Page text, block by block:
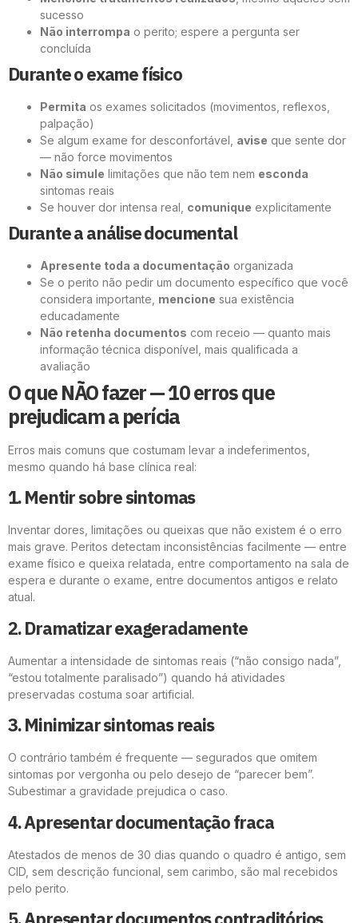
sucesso
Não interrompa o perito; espere a pergunta ser
concluída
Durante o exame físico
Permita os exames solicitados (movimentos, reflexos,
palpação)
Se algum exame for desconfortável, avise que sente dor
— não force movimentos
Não simule limitações que não tem nem esconda
sintomas reais
Se houver dor intensa real, comunique explicitamente
Durante a análise documental
Apresente toda a documentação organizada
Se o perito não pedir um documento específico que você
considera importante, mencione sua existência
educadamente
Não retenha documentos com receio — quanto mais
informação técnica disponível, mais qualificada a
avaliação
O que NÃO fazer — 10 erros que
prejudicam a perícia
Erros mais comuns que costumam levar a indeferimentos,
mesmo quando há base clínica real:
1. Mentir sobre sintomas
Inventar dores, limitações ou queixas que não existem é o erro
mais grave. Peritos detectam inconsistências facilmente — entre
exame físico e queixa relatada, entre comportamento na sala de
espera e durante o exame, entre documentos antigos e relato
atual.
2. Dramatizar exageradamente
Aumentar a intensidade de sintomas reais (“não consigo nada”,
“estou totalmente paralisado”) quando há atividades
preservadas costuma soar artificial.
3. Minimizar sintomas reais
O contrário também é frequente — segurados que omitem
sintomas por vergonha ou pelo desejo de “parecer bem”.
Subestimar a gravidade prejudica o caso.
4. Apresentar documentação fraca
Atestados de menos de 30 dias quando o quadro é antigo, sem
CID, sem descrição funcional, sem carimbo, são mal recebidos
pelo perito.